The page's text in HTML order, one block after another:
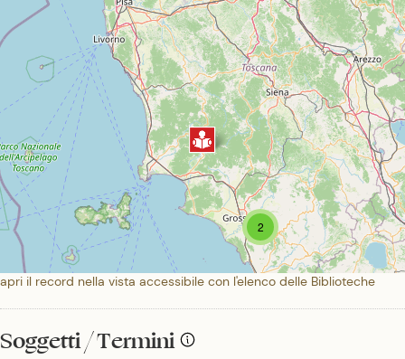
2
apri il record nella vista accessibile con l'elenco delle Biblioteche
Soggetti / Termini